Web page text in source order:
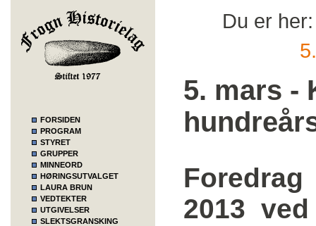
FORSIDEN
PROGRAM
STYRET
GRUPPER
MINNEORD
HØRINGSUTVALGET
LAURA BRUN
VEDTEKTER
UTGIVELSER
SLEKTSGRANSKING
Du er
5. mars -
2013